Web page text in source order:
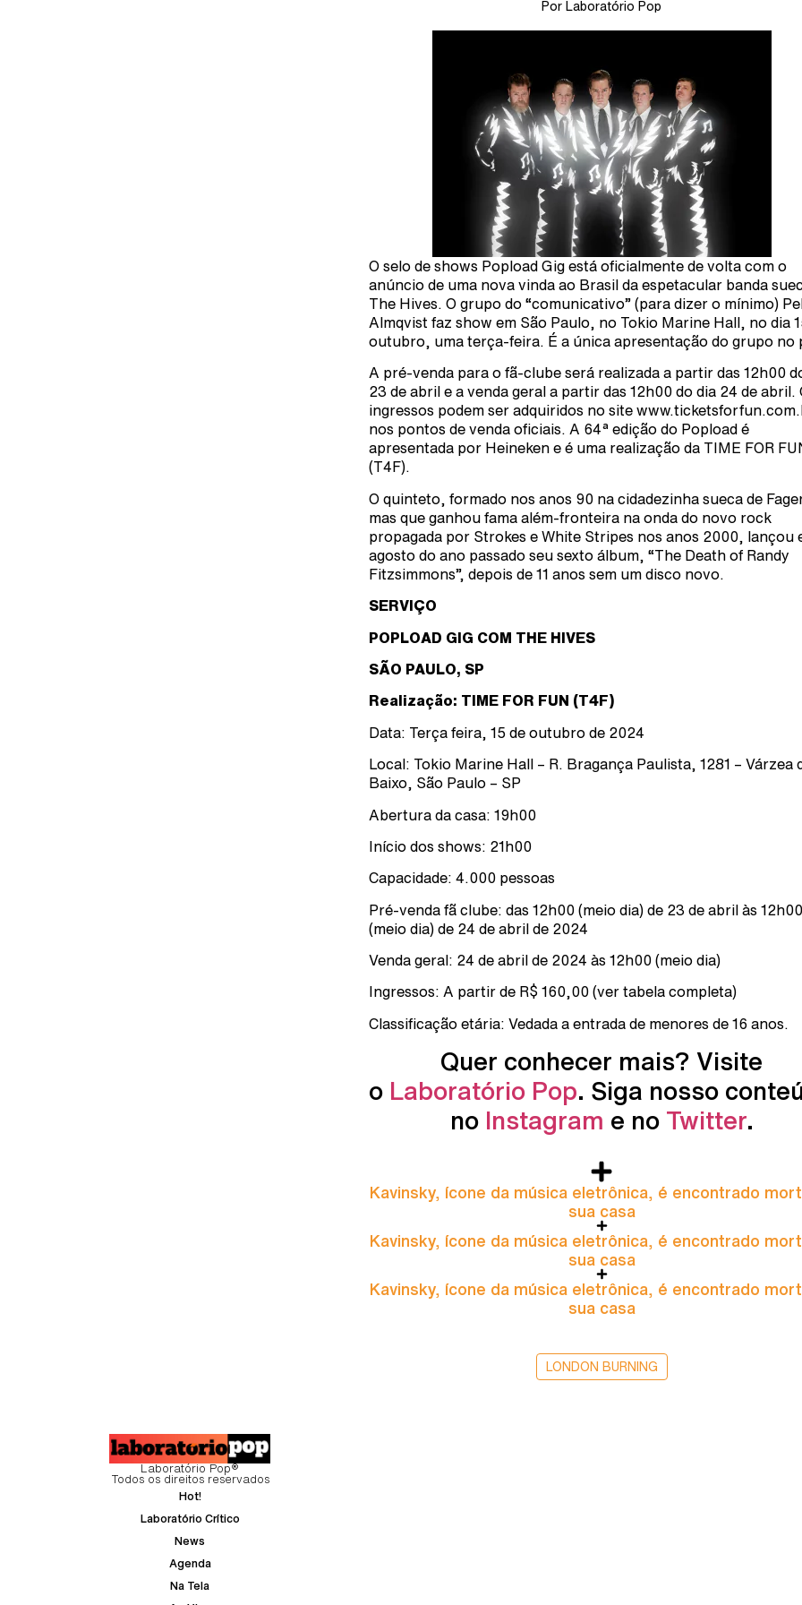
Por Laboratório Pop
O selo de shows Popload Gig está oficialmente de volta com o
anúncio de uma nova vinda ao Brasil da espetacular banda
The Hives. O grupo do “comunicativo” (para dizer o mínimo)
Almqvist faz show em São Paulo, no Tokio Marine Hall, no dia
outubro, uma terça-feira. É a única apresentação do grupo no
A pré-venda para o fã-clube será realizada a partir das 12h00
23 de abril e a venda geral a partir das 12h00 do dia 24 de abril.
ingressos podem ser adquiridos no site
nos pontos de venda oficiais. A 64ª edição do Popload é
apresentada por Heineken e é uma realização da TIME FOR
(T4F).
O quinteto, formado nos anos 90 na cidadezinha sueca de
mas que ganhou fama além-fronteira na onda do novo rock
propagada por Strokes e White Stripes nos anos 2000, lançou
agosto do ano passado seu sexto álbum, “The Death of Randy
Fitzsimmons”, depois de 11 anos sem um disco novo.
SERVIÇO
POPLOAD GIG COM THE HIVES
SÃO PAULO, SP
Realização: TIME FOR FUN (T4F)
Data: Terça feira, 15 de outubro de 2024
Local: Tokio Marine Hall – R. Bragança Paulista, 1281 – Várzea
Baixo, São Paulo – SP
Abertura da casa: 19h00
Início dos shows: 21h00
Capacidade: 4.000 pessoas
Pré-venda fã clube: das 12h00 (meio dia) de 23 de abril às 12h00
(meio dia) de 24 de abril de 2024
Venda geral: 24 de abril de 2024 às 12h00 (meio dia)
Ingressos: A partir de R$ 160,00 (ver tabela completa)
Classificação etária: Vedada a entrada de menores de 16 anos.
Quer conhecer mais? Visite
o Laboratório Pop. Siga nosso
no Instagram e no Twitter.
Kavinsky, ícone da música eletrônica, é encontrado
sua casa
Kavinsky, ícone da música eletrônica, é encontrado
sua casa
Kavinsky, ícone da música eletrônica, é encontrado
sua casa
LONDON BURNING
Laboratório Pop®
Todos os direitos reservados
Hot!
Laboratório Crítico
News
Agenda
Na Tela